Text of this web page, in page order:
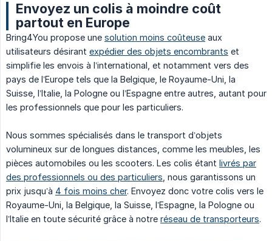
Envoyez un colis à moindre coût
partout en Europe
Bring4You propose une solution moins coûteuse aux
utilisateurs désirant expédier des objets encombrants et
simplifie les envois à l’international, et notamment vers des
pays de l’Europe tels que la Belgique, le Royaume-Uni, la
Suisse, l’Italie, la Pologne ou l’Espagne entre autres, autant pour
les professionnels que pour les particuliers.
Nous sommes spécialisés dans le transport d’objets
volumineux sur de longues distances, comme les meubles, les
pièces automobiles ou les scooters. Les colis étant livrés par
des professionnels ou des particuliers , nous garantissons un
prix jusqu’à 4 fois moins cher. Envoyez donc votre colis vers le
Royaume-Uni, la Belgique, la Suisse, l’Espagne, la Pologne ou
l’Italie en toute sécurité grâce à notre réseau de transporteurs.